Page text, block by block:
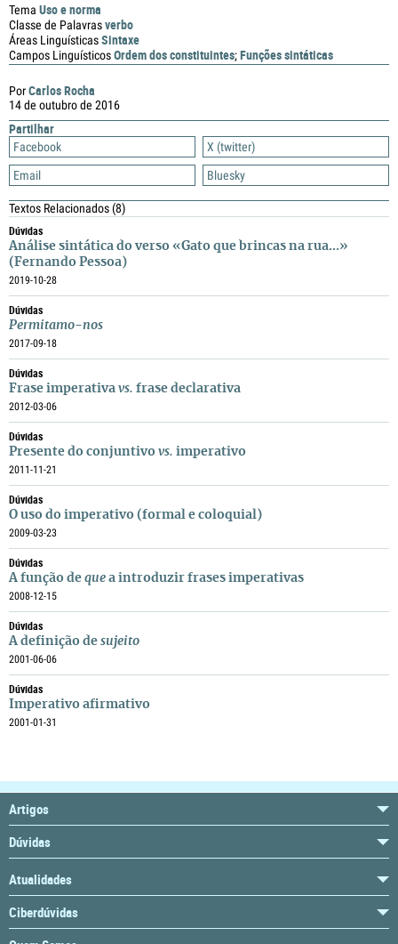
PorCarlos Rocha
14 de outubro de 2016
Partilhar
Facebook
X (twitter)
Email
Bluesky
Textos Relacionados(8)
Dúvidas
Análise sintática do verso «Gato que brincas na rua...»
(Fernando Pessoa)
2019-10-28
Dúvidas
Permitamo-nos
2017-09-18
Dúvidas
Frase imperativa vs. frase declarativa
2012-03-06
Dúvidas
Presente do conjuntivo vs. imperativo
2011-11-21
Dúvidas
O uso do imperativo (formal e coloquial)
2009-03-23
Dúvidas
A função de que a introduzir frases imperativas
2008-12-15
Dúvidas
A definição de sujeito
2001-06-06
Dúvidas
Imperativo afirmativo
2001-01-31
Tema Uso e norma
Classe de Palavrasverbo
Áreas LinguísticasSintaxe
Campos LinguísticosOrdem dos constituintes;Funções sintáticas
Artigos
Dúvidas
Atualidades
Ciberdúvidas